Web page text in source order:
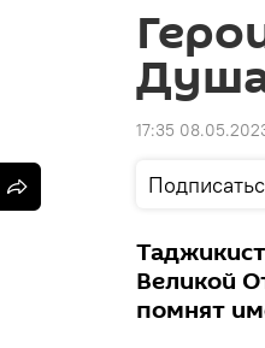
17:35
Великой
помнят